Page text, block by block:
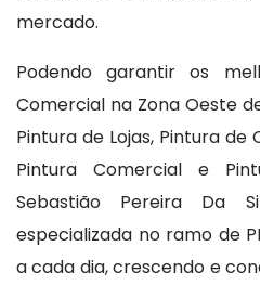
mercado.
Podendo garantir os
Comercial na Zona Oeste
Pintura de Lojas, Pintura de
Pintura Comercial e
Sebastião Pereira Da
especializada no ramo de
a cada dia, crescendo e